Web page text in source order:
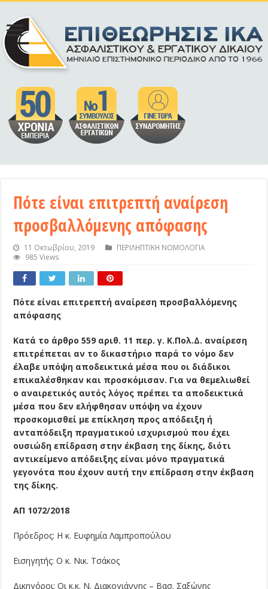
Πότε είναι επιτρεπτή αναίρεση
προσβαλλόμενης απόφασης
11 Οκτωβρίου, 2019
ΠΕΡΙΛΗΠΤΙΚΗ ΝΟΜΟΛΟΓΙΑ
985 Views
Πότε είναι επιτρεπτή αναίρεση προσβαλλόμενης
απόφασης
Κατά το άρθρο 559 αριθ. 11 περ. γ. Κ.Πολ.Δ. αναίρεση
επιτρέπεται αν το δικαστήριο παρά το νόμο δεν
έλαβε υπόψη αποδεικτικά μέσα που οι διάδικοι
επικαλέσθηκαν και προσκόμισαν. Για να θεμελιωθεί
ο αναιρετικός αυτός λόγος πρέπει τα αποδεικτικά
μέσα που δεν ελήφθησαν υπόψη να έχουν
προσκομισθεί με επίκληση προς απόδειξη ή
ανταπόδειξη πραγματικού ισχυρισμού που έχει
ουσιώδη επίδραση στην έκβαση της δίκης, διότι
αντικείμενο απόδειξης είναι μόνο πραγματικά
γεγονότα που έχουν αυτή την επίδραση στην έκβαση
της δίκης.
ΑΠ 1072/2018
Πρόεδρος: Η κ. Ευφημία Λαμπροπούλου
Εισηγητής: Ο κ. Νικ. Τσάκος
Δικηγόροι: Οι κ.κ. Ν. Διακογιάννης – Βασ. Σαξώνης